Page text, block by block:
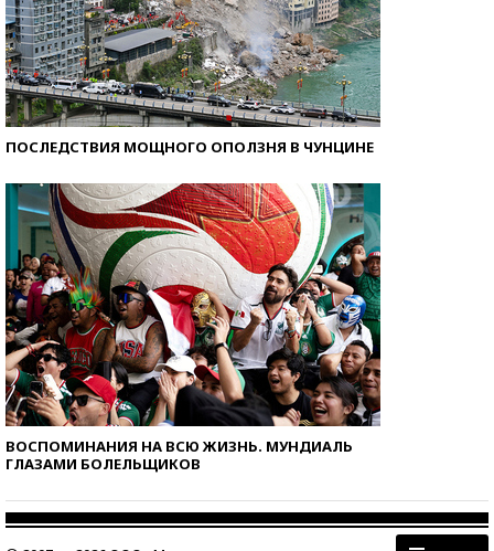
ПОСЛЕДСТВИЯ МОЩНОГО ОПОЛЗНЯ В ЧУНЦИНЕ
ВОСПОМИНАНИЯ НА ВСЮ ЖИЗНЬ. МУНДИАЛЬ
ГЛАЗАМИ БОЛЕЛЬЩИКОВ